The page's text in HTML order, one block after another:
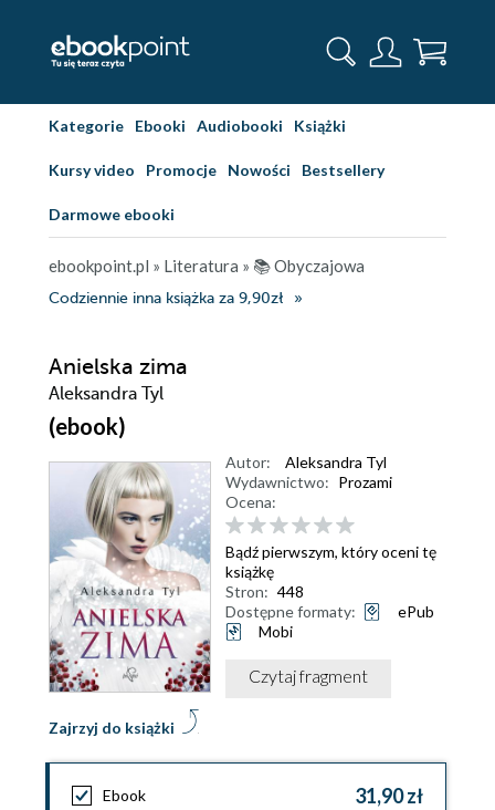
Kategorie Ebooki Audiobooki Książki
Kursy video Promocje Nowości Bestsellery
Darmowe ebooki
ebookpoint.pl » Literatura » 📚 Obyczajowa
Codziennie inna książka za 9,90zł
Anielska zima
Aleksandra Tyl
(ebook)
Zajrzyj do książki
Autor:
Aleksandra Tyl
Wydawnictwo: Prozami
Ocena:
Bądź pierwszym, który oceni tę
książkę
Stron: 448
Dostępne formaty:
ePub
Mobi
Czytaj fragment
Ebook 31,90 zł